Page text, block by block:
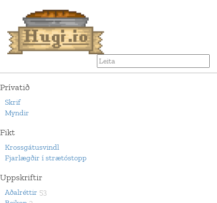
Prívatið
Skrif
Myndir
Fikt
Krossgátusvindl
Fjarlægðir í strætóstopp
Uppskriftir
Aðalréttir 53